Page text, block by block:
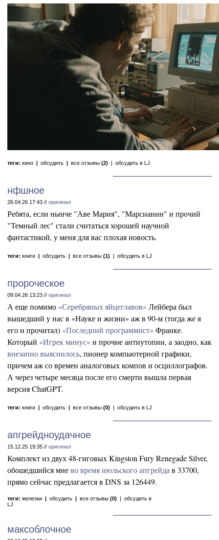
теги: кино | обсудить | все отзывы (2) | обсудить в LJ
нфшное
26.04.26 17:43 // оригинал
Ребята, если нынче "Аве Мария", "Марсианин" и прочий
"Темный лес" стали считаться хорошей научной
фантастикой, у меня для вас плохая новость.
теги: книги | обсудить | все отзывы (1) | обсудить в LJ
пророческое
09.04.26 13:23 // оригинал
А еще помимо «Серебряных яйцеглавов» Лейбера был
вышедший у нас в «Науке и жизни» аж в 90-м (тогда же я
его и прочитал) «Последний программист» Франке.
Который «Игрек минус» и прочие антиутопии, а заодно, как
внезапно выяснилось, пионер компьютерной графики,
причем аж со времен аналоговых компов и осциллографов.
А через четыре месяца после его смерти вышла первая
версия ChatGPT.
теги: книги | обсудить | все отзывы (0) | обсудить в LJ
апгрейдноудачное
15.12.25 19:35 // оригинал
Комплект из двух 48-гиговых Kingston Fury Renegade Silver,
обошедшийся мнево время июльского апгрейда в 33700,
прямо сейчас предлагается в DNS за 126449.
теги: железки | обсудить | все отзывы (0) | обсудить в
LJ
максоблочное